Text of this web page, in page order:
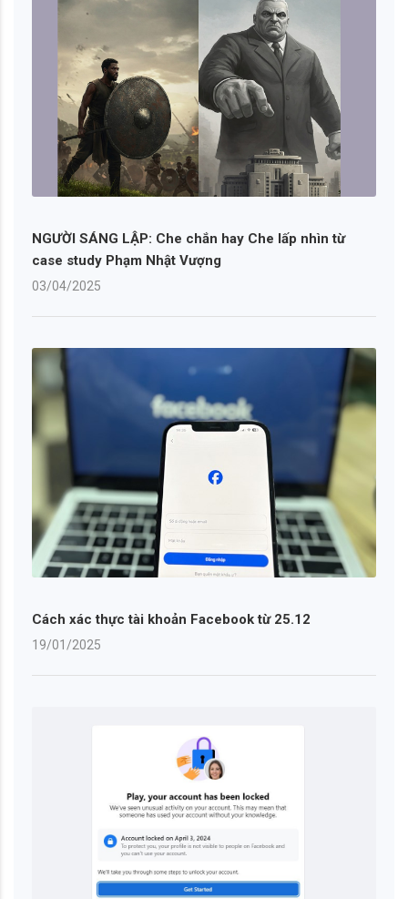
NGƯỜI SÁNG LẬP: Che chắn hay Che lấp nhìn từ
case study Phạm Nhật Vượng
03/04/2025
Cách xác thực tài khoản Facebook từ 25.12
19/01/2025